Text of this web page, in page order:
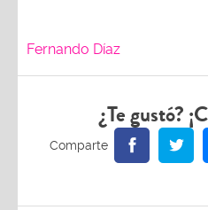
Fernando Díaz
¿Te gustó?